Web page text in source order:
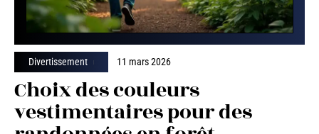
Divertissement 11 mars 2026
Choix des couleurs
vestimentaires pour des